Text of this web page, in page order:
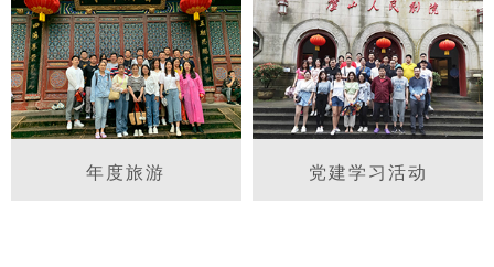
年度旅游 党建学习活动